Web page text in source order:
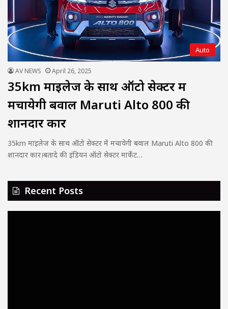
Auto
AV NEWS April 26, 2025
35km माइलेज के साथ ऑटो सेक्टर में
मचायेगी बवाल Maruti Alto 800 की
शानदार कार
35km माइलेज के साथ ऑटो सेक्टर में मचायेगी बवाल Maruti Alto 800 की
शानदार कार।बतादे की इंडियन ऑटो सेक्टर मार्केट…
Recent Posts